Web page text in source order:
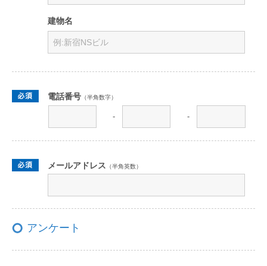
建物名
電話番号 （半角数字）
- -
メールアドレス （半角英数）
アンケート